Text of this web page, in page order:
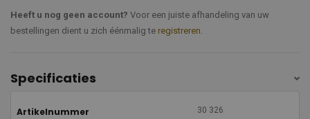
Heeft u nog geen account? Voor een juiste afhandeling van uw
bestellingen dient u zich éénmalig te registreren.
Specificaties
Artikelnummer 30 326